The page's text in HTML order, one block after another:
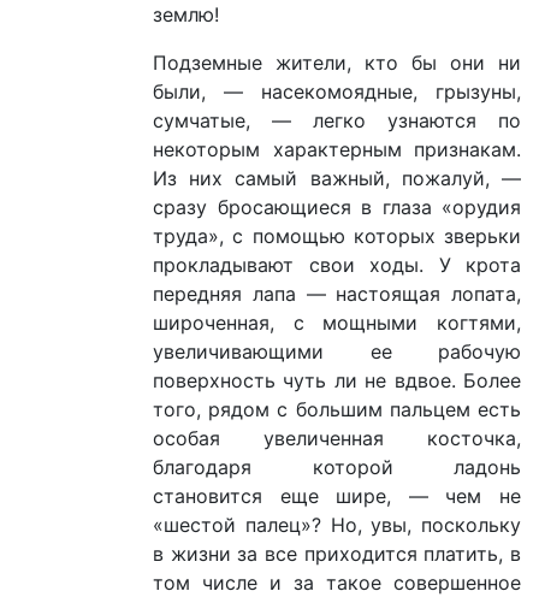
землю!
Подземные жители, кто бы они ни
были, — насекомоядные, грызуны,
сумчатые, — легко узнаются по
некоторым характерным признакам.
Из них самый важный, пожалуй, —
сразу бросающиеся в глаза «орудия
труда», с помощью которых зверьки
прокладывают свои ходы. У крота
передняя лапа — настоящая лопата,
широченная, с мощными когтями,
увеличивающими ее рабочую
поверхность чуть ли не вдвое. Более
того, рядом с большим пальцем есть
особая увеличенная косточка,
благодаря которой ладонь
становится еще шире, — чем не
«шестой палец»? Но, увы, поскольку
в жизни за все приходится платить, в
том числе и за такое совершенное